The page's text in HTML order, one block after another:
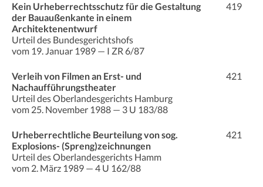
Kein Urheberrechtsschutz für die Gestaltung
der Bauaußenkante in einem
Architektenentwurf
Urteil des Bundesgerichtshofs
vom 19. Januar 1989 — I ZR 6/87
419
Verleih von Filmen an Erst- und
Nachaufführungstheater
Urteil des Oberlandesgerichts Hamburg
vom 25. November 1988 — 3 U 183/88
421
Urheberrechtliche Beurteilung von sog.
Explosions- (Spreng)zeichnungen
Urteil des Oberlandesgerichts Hamm
vom 2. März 1989 — 4 U 162/88
421